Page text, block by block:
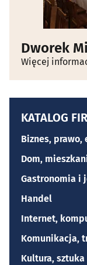
Dworek
Więcej
KATALOG
Biznes, prawo,
Dom,
Gastronomia i
Handel
Internet,
Komunikacja,
Kultura, sztuka